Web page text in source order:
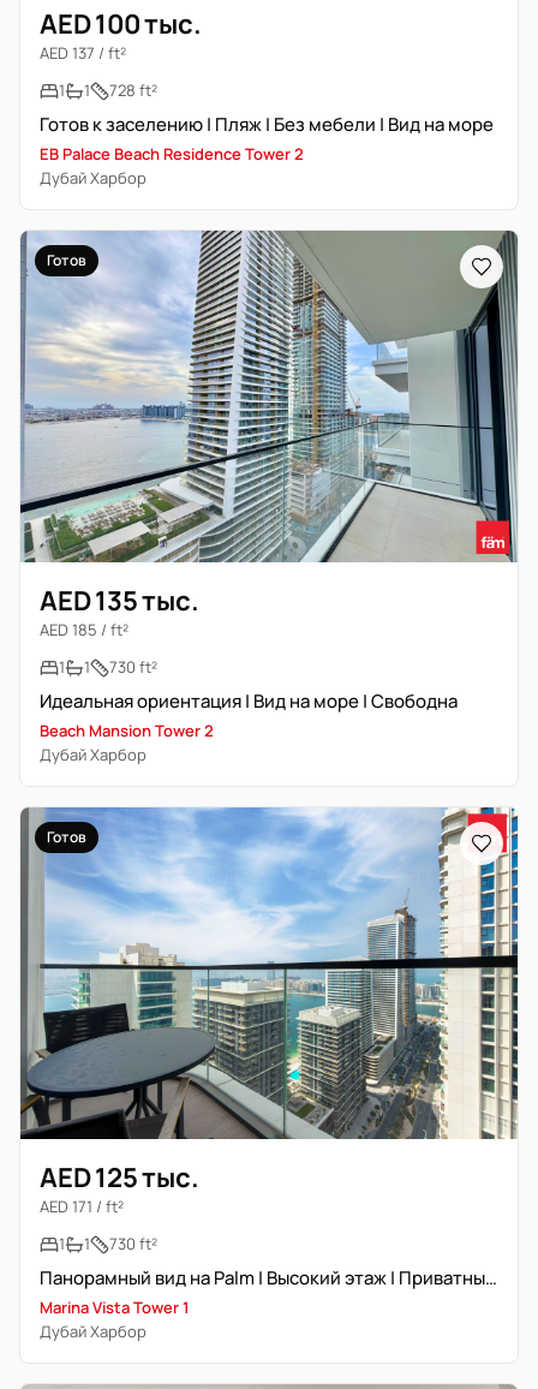
AED 100 тыс.
AED 137 / ft²
1
1 728 ft²
Готов к заселению | Пляж | Без мебели | Вид на море
EB Palace Beach Residence Tower 2
Дубай Харбор
Готов
AED 135 тыс.
AED 185 / ft²
1
1 730 ft²
Идеальная ориентация | Вид на море | Свободна
Beach Mansion Tower 2
Дубай Харбор
Готов
AED 125 тыс.
AED 171 / ft²
1
1 730 ft²
Панорамный вид на Palm | Высокий этаж | Приватный пляж
Marina Vista Tower 1
Дубай Харбор